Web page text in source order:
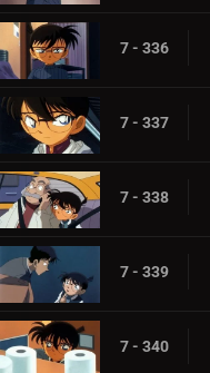
7 - 336
7 - 337
7 - 338
7 - 339
7 - 340